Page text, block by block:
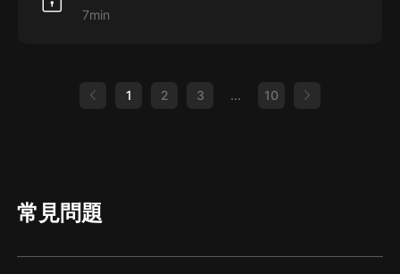
7min
1 2 3 ... 10
常見問題